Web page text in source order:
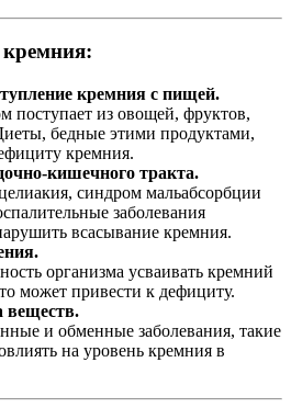
кремния с пищей.
поступает из овощей, фруктов,
бедные этими продуктами,
кремния.
кишечного тракта.
синдром мальабсорбции
заболевания
всасывание кремния.
организма усваивать кремний
может привести к дефициту.
веществ.
и обменные заболевания, такие
на уровень кремния в